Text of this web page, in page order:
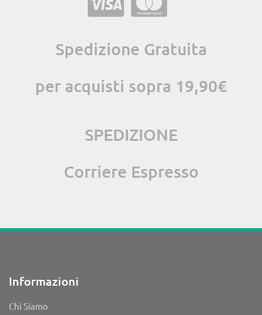
Spedizione Gratuita
per acquisti sopra 19,90€
SPEDIZIONE
Corriere Espresso
Informazioni
Chi Siamo